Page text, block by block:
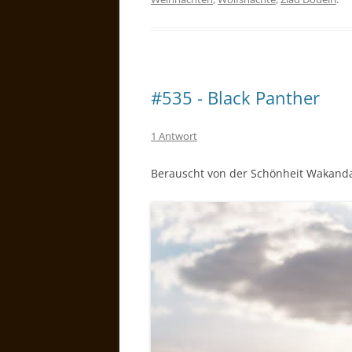
#535 - Black Panther
1 Antwort
Berauscht von der Schönheit